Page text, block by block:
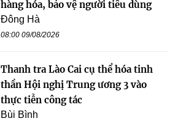
hàng hóa, bảo vệ người tiêu dùng
Đông Hà
08:00 09/08/2026
Thanh tra Lào Cai cụ thể hóa tinh
thần Hội nghị Trung ương 3 vào
thực tiễn công tác
Bùi Bình